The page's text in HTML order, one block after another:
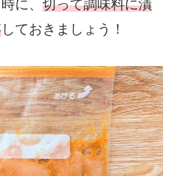
に、 切って調味料に漬
しておきましょう！